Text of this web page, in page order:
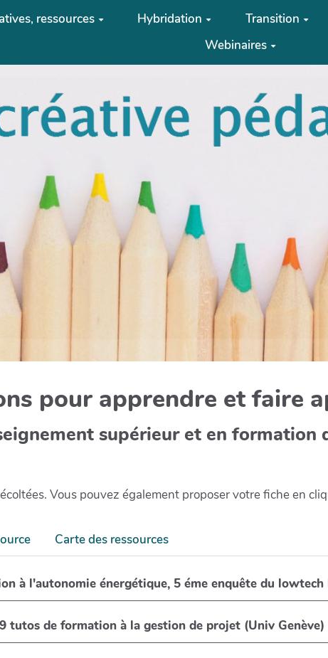
ressources Hybridation Transition
Webinaires
pour apprendre et faire
supérieur et en formation
Vous pouvez également proposer votre fiche en
Carte des ressources
Aezeo (“c’est facile” en breton) formation à l'autonomie énergétique, 5 éme enquête du
tutos de formation à la gestion de projet (Univ Genève)